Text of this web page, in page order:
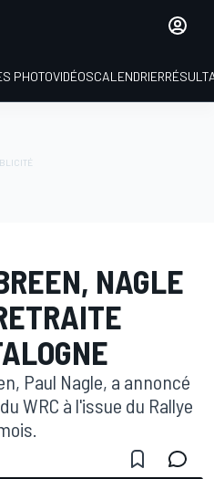
PHOTOVIDÉOSCALENDRIER
NAGLE
Paul Nagle, a annoncé
WRC à l'issue du Rallye